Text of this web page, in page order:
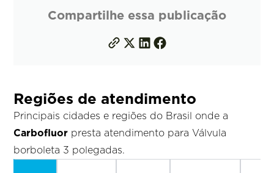
Compartilhe essa publicação
Regiões de atendimento
Principais cidades e regiões do Brasil onde a
Carbofluor presta atendimento para Válvula
borboleta 3 polegadas.